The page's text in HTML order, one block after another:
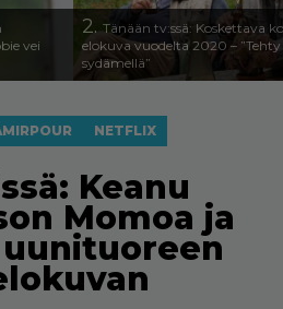
vei
2. Tänään tv:ssä: Koskettava
elokuva vuodelta 2020 – ”Tehty
sydämellä”
NETFLIX
Keanu
Momoa ja